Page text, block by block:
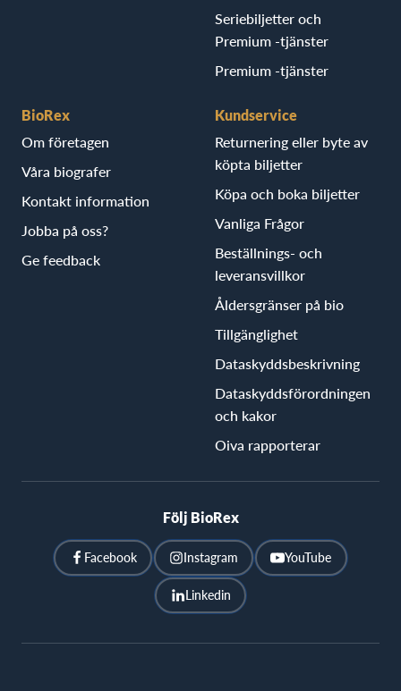
Seriebiljetter och
Premium -tjänster
Premium -tjänster
BioRex
Om företagen
Våra biografer
Kontakt information
Jobba på oss?
Ge feedback
Kundservice
Returnering eller byte av
köpta biljetter
Köpa och boka biljetter
Vanliga Frågor
Beställnings- och
leveransvillkor
Åldersgränser på bio
Tillgänglighet
Dataskyddsbeskrivning
Dataskyddsförordningen
och kakor
Oiva rapporterar
Följ BioRex
Facebook Instagram YouTube
Linkedin